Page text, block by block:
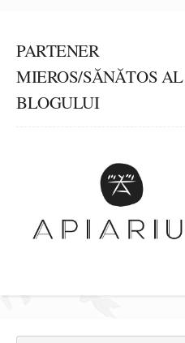
PARTENER
MIEROS/SĂNĂTOS AL
BLOGULUI